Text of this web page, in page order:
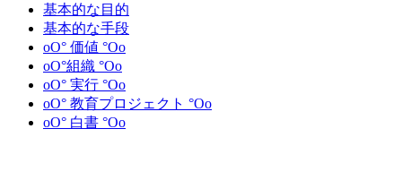
基本的な目的
基本的な手段
oO° 価値 °Oo
oO°組織 °Oo
oO° 実行 °Oo
oO° 教育プロジェクト °Oo
oO° 白書 °Oo